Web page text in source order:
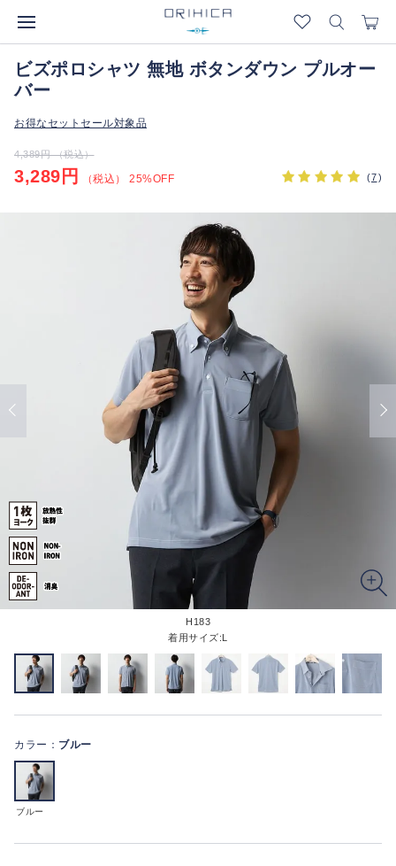
ビズポロシャツ 無地 ボタンダウン プルオー
バー
お得なセットセール対象品
4,389円 （税込）
3,289円 （税込） 25%OFF (7)
H183
着用サイズ:L
カラー： ブルー
ブルー